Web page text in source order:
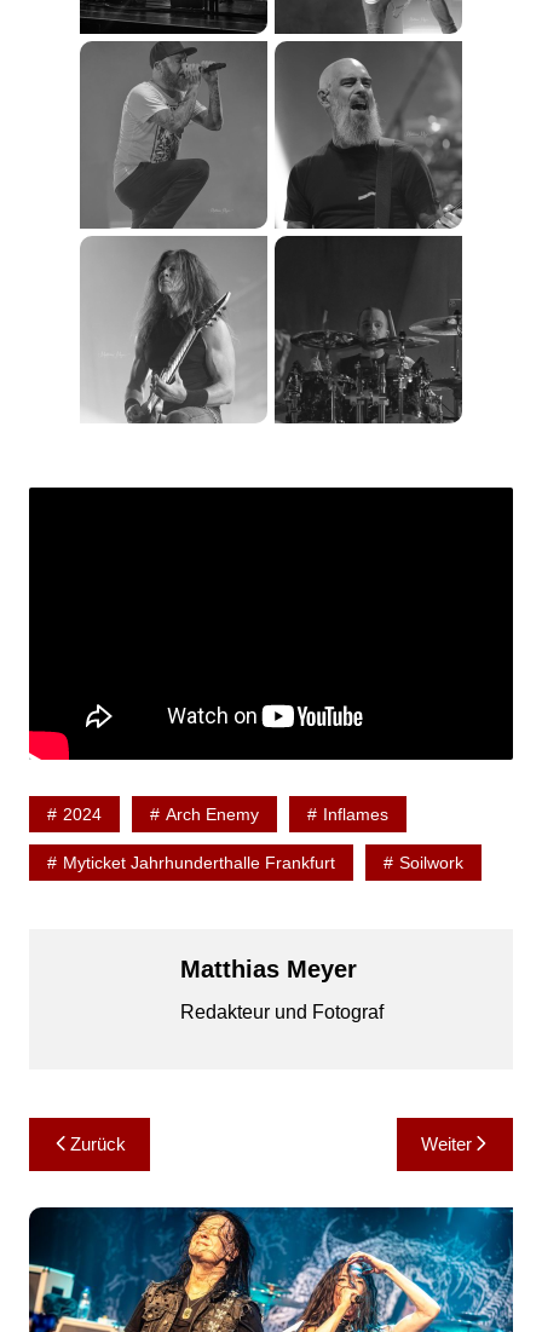
2024 Arch Enemy Inflames
Myticket Jahrhunderthalle Frankfurt Soilwork
Matthias Meyer
Redakteur und Fotograf
Beitragsnavigation
Zurück Weiter